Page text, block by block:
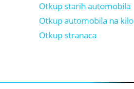
Otkup starih automobila
Otkup automobila na kilo
Otkup stranaca